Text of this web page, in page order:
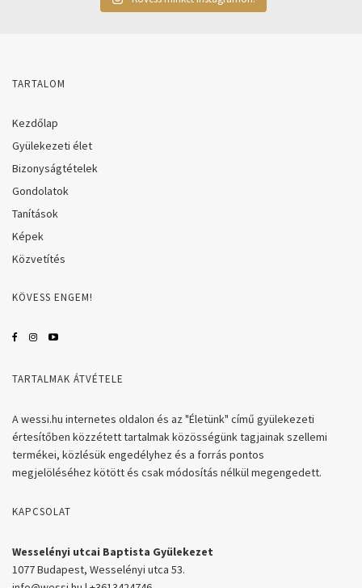
TARTALOM
Kezdőlap
Gyülekezeti élet
Bizonyságtételek
Gondolatok
Tanítások
Képek
Közvetítés
KÖVESS ENGEM!
TARTALMAK ÁTVÉTELE
A wessi.hu internetes oldalon és az "Életünk" című gyülekezeti
értesítőben közzétett tartalmak közösségünk tagjainak szellemi
termékei, közlésük engedélyhez és a forrás pontos
megjelöléséhez kötött és csak módosítás nélkül megengedett.
KAPCSOLAT
Wesselényi utcai Baptista Gyülekezet
1077 Budapest, Wesselényi utca 53.